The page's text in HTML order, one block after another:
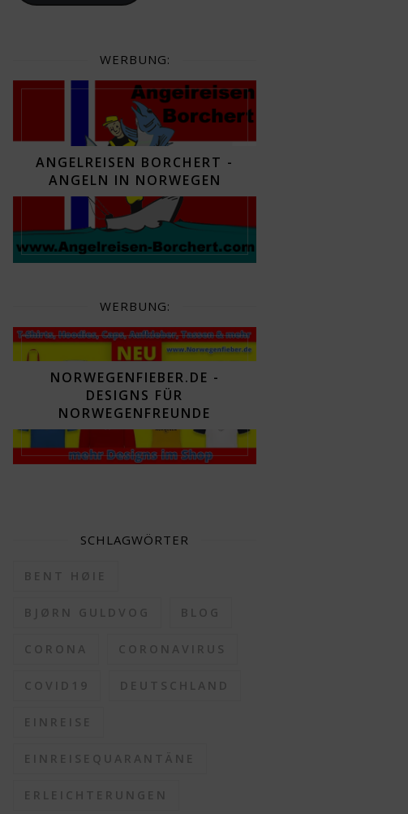
WERBUNG:
ANGELREISEN BORCHERT -
ANGELN IN NORWEGEN
WERBUNG:
NORWEGENFIEBER.DE -
DESIGNS FÜR
NORWEGENFREUNDE
SCHLAGWÖRTER
BENT HØIE
BJØRN GULDVOG BLOG
CORONA CORONAVIRUS
COVID19 DEUTSCHLAND
EINREISE
EINREISEQUARANTÄNE
ERLEICHTERUNGEN